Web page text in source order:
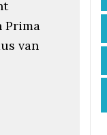
Prima
van